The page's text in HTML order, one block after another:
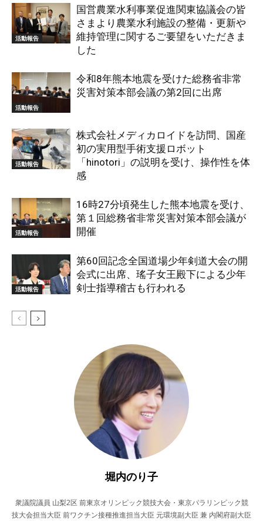
活動報告
国営農業水利事業促進関東協議会の皆
さまより農業水利施設の整備・更新や
維持管理に関するご要望をいただきま
した
活動報告
令和8年熊本地震を受けた総務省非常
災害対策本部会議の第2回に出席
活動報告
株式会社メディカロイドを訪問、国産
初の実用型手術支援ロボット
「hinotori」の説明を受け、操作性を体
感
活動報告
16時27分頃発生した熊本地震を受け、
第１回総務省非常災害対策本部会議が
開催
活動報告
第60回記念全国道場少年剣道大会の開
会式に出席、瑤子女王殿下による少年
剣士指導稽古も行われる
堀内のり子
衆議院議員 山梨2区 前東京オリンピック競技大会・東京パラリンピック競
技大会担当大臣 前ワクチン接種推進担当大臣 元環境副大臣 兼 内閣府副大臣